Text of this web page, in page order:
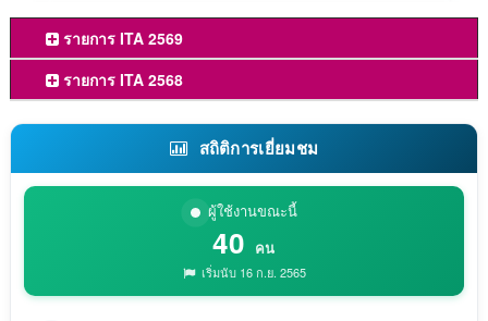
รายการ ITA 2569
รายการ ITA 2568
สถิติการเยี่ยมชม
ผู้ใช้งานขณะนี้
40 คน
เริ่มนับ 16 ก.ย. 2565